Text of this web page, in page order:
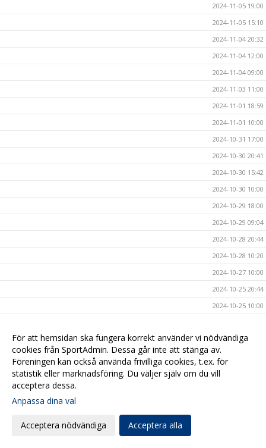
2024-11-05 19:00
2024-11-05 15:10
2024-11-04 20:32
2024-11-04 12:00
2024-11-04 09:00
2024-11-03 11:00
2024-11-01 18:59
2024-11-01 10:00
2024-10-31 17:00
2024-10-30 20:41
2024-10-30 15:42
2024-10-30 10:00
2024-10-29 18:00
2024-10-29 09:04
2024-10-28 20:44
2024-10-28 10:20
2024-10-27 10:00
2024-10-25 20:44
2024-10-25 10:00
2024-10-23 14:00
2024-10-23 09:54
2024-10-20 17:09
För att hemsidan ska fungera korrekt använder vi nödvändiga
cookies från SportAdmin. Dessa går inte att stänga av.
Föreningen kan också använda frivilliga cookies, t.ex. för
statistik eller marknadsföring. Du väljer själv om du vill
acceptera dessa.
Anpassa dina val
Acceptera nödvändiga Acceptera alla